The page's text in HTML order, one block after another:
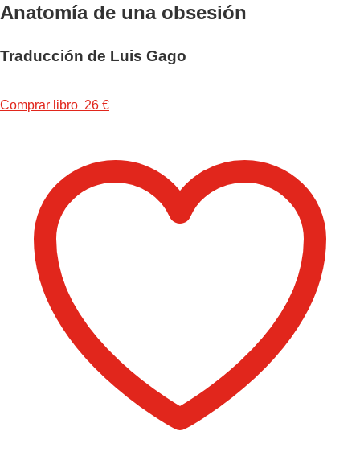
Anatomía de una obsesión
Traducción de Luis Gago
Comprar libro 26 €